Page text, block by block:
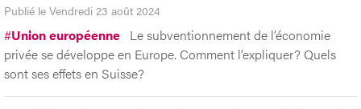
Publié le Vendredi 23 août 2024
#Union européenne Le subventionnement de l’économie
privée se développe en Europe. Comment l’expliquer? Quels
sont ses effets en Suisse?